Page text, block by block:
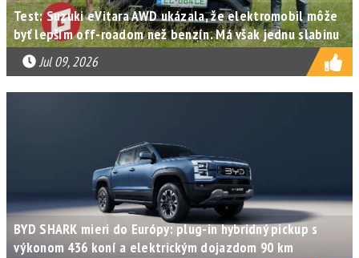
Test: Suzuki eVitara AWD ukázala, že elektromobil môže
byť lepším off-roadom než benzín. Má však jednu slabinu
Jul 09, 2026
BYD SHARK mieri do Európy: plug-in hybridný pickup s
výkonom 436 koní a elektrickým dojazdom 90 km